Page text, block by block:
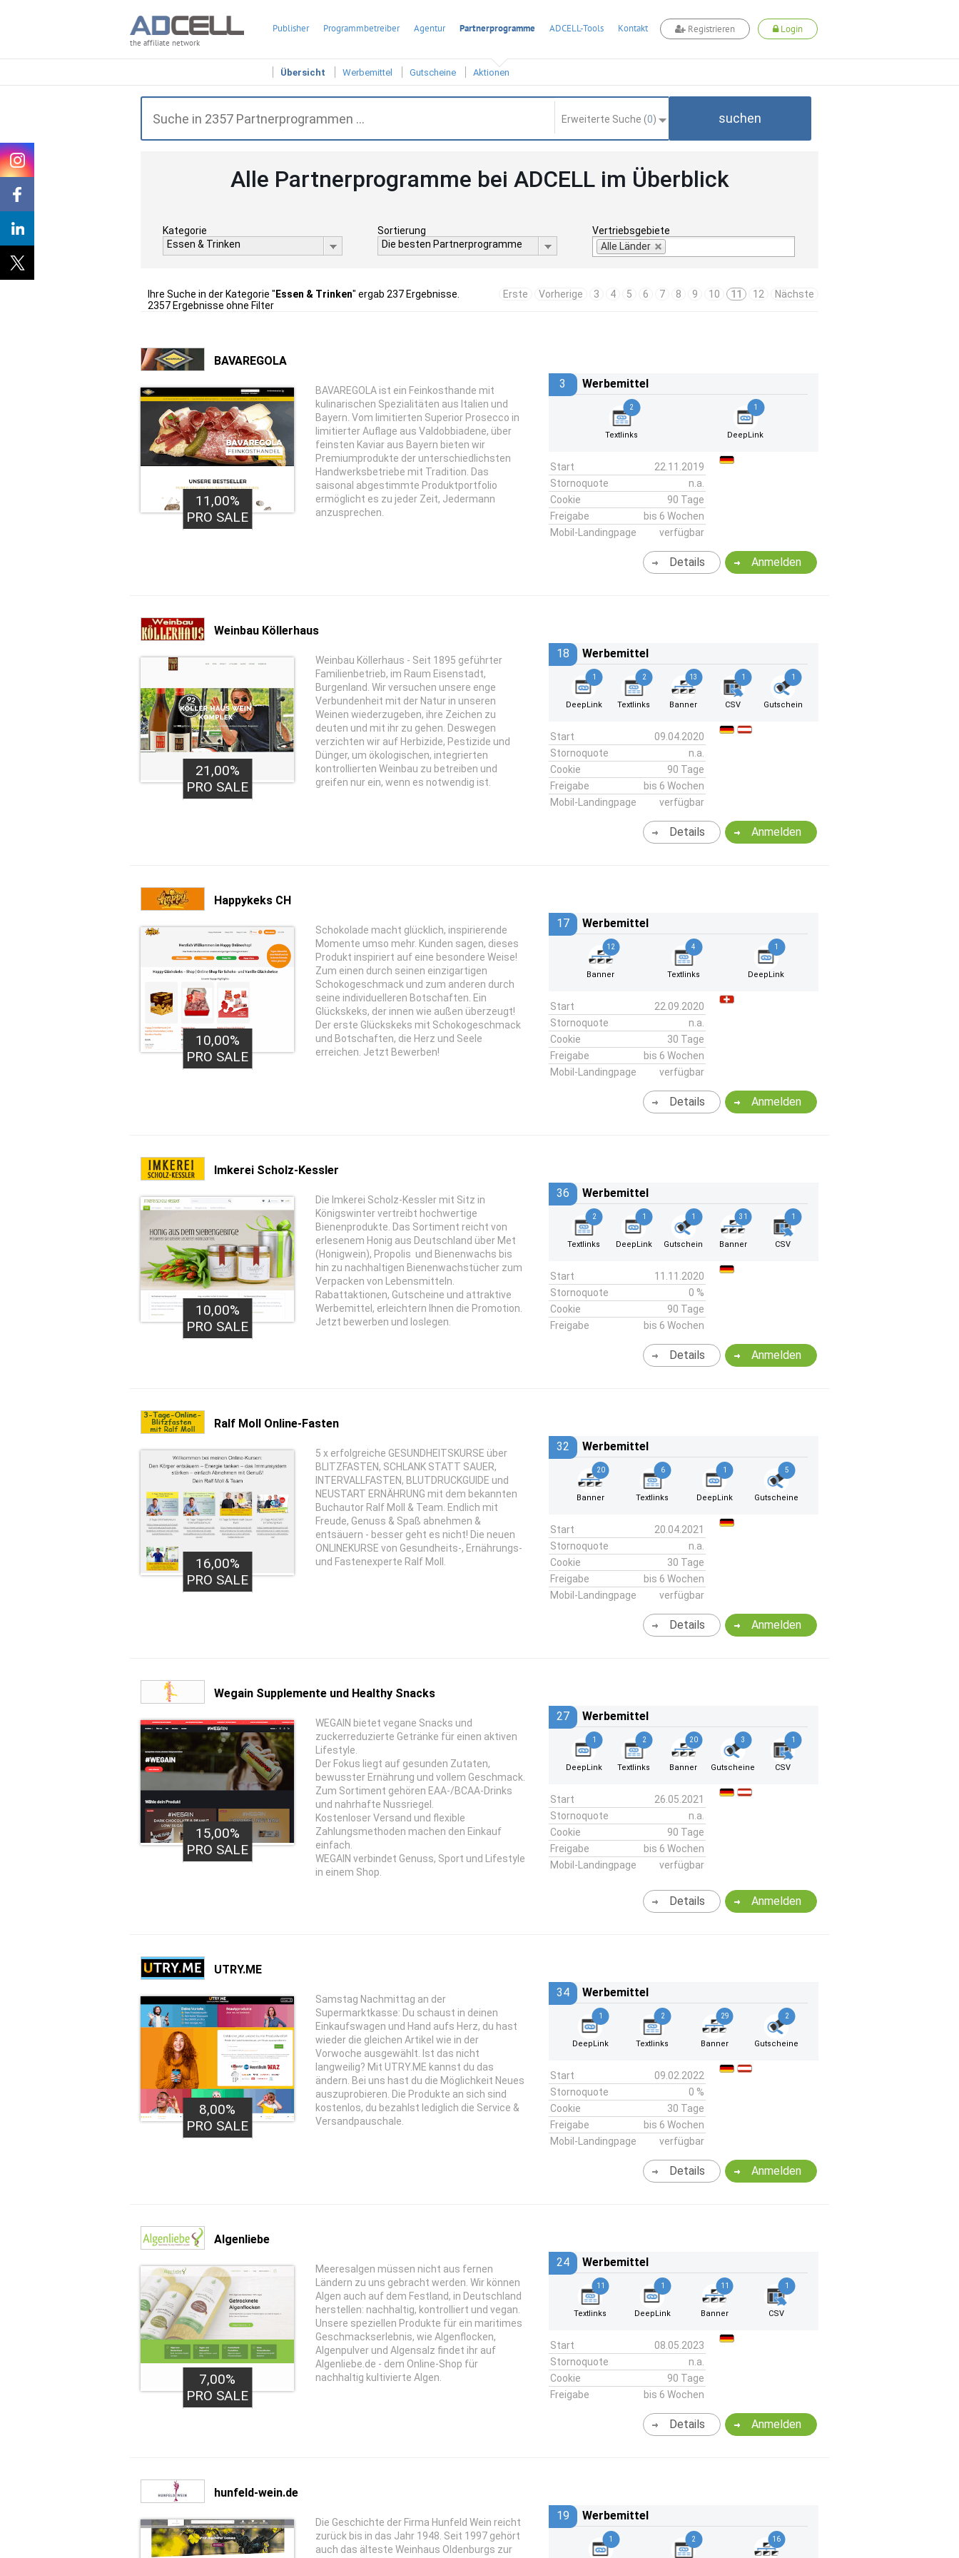
the affiliate network
Publisher Programmbetreiber Agentur Partnerprogramme ADCELL-Tools Kontakt Registrieren Login
Übersicht Werbemittel Gutscheine Aktionen
Erweiterte Suche (0) suchen
Alle Partnerprogramme bei ADCELL im Überblick
Kategorie
Essen & Trinken
Sortierung
Die besten Partnerprogramme
Vertriebsgebiete
Alle Länder
Ihre Suche in der Kategorie " Essen & Trinken" ergab 237 Ergebnisse.
2357 Ergebnisse ohne Filter
Erste Vorherige 3 4 5 6 7 8 9 10 11 12 Nächste
BAVAREGOLA
11,00%
PRO SALE
BAVAREGOLA ist ein Feinkosthande mit
kulinarischen Spezialitäten aus Italien und
Bayern. Vom limitierten Superior Prosecco in
limitierter Auflage aus Valdobbiadene, über
feinsten Kaviar aus Bayern bieten wir
Premiumprodukte der unterschiedlichsten
Handwerksbetriebe mit Tradition. Das
saisonal abgestimmte Produktportfolio
ermöglicht es zu jeder Zeit, Jedermann
anzusprechen.
3 Werbemittel
2
Textlinks
1
DeepLink
Start
22.11.2019
Stornoquote
n.a.
Cookie
90 Tage
Freigabe
bis 6 Wochen
Mobil-Landingpage
verfügbar
Anmelden
Details
Weinbau Köllerhaus
21,00%
PRO SALE
Weinbau Köllerhaus - Seit 1895 geführter
Familienbetrieb, im Raum Eisenstadt,
Burgenland. Wir versuchen unsere enge
Verbundenheit mit der Natur in unseren
Weinen wiederzugeben, ihre Zeichen zu
deuten und mit ihr zu gehen. Deswegen
verzichten wir auf Herbizide, Pestizide und
Dünger, um ökologischen, integrierten
kontrollierten Weinbau zu betreiben und
greifen nur ein, wenn es notwendig ist.
18 Werbemittel
1
DeepLink
2
Textlinks
13
Banner
1
CSV
1
Gutschein
Start
09.04.2020
Stornoquote
n.a.
Cookie
90 Tage
Freigabe
bis 6 Wochen
Mobil-Landingpage
verfügbar
Anmelden
Details
Happykeks CH
10,00%
PRO SALE
Schokolade macht glücklich, inspirierende
Momente umso mehr. Kunden sagen, dieses
Produkt inspiriert auf eine besondere Weise!
Zum einen durch seinen einzigartigen
Schokogeschmack und zum anderen durch
seine individuelleren Botschaften. Ein
Glückskeks, der innen wie außen überzeugt!
Der erste Glückskeks mit Schokogeschmack
und Botschaften, die Herz und Seele
erreichen. Jetzt Bewerben!
17 Werbemittel
12
Banner
4
Textlinks
1
DeepLink
Start
22.09.2020
Stornoquote
n.a.
Cookie
30 Tage
Freigabe
bis 6 Wochen
Mobil-Landingpage
verfügbar
Anmelden
Details
Imkerei Scholz-Kessler
10,00%
PRO SALE
Die Imkerei Scholz-Kessler mit Sitz in
Königswinter vertreibt hochwertige
Bienenprodukte. Das Sortiment reicht von
erlesenem Honig aus Deutschland über Met
(Honigwein), Propolis und Bienenwachs bis
hin zu nachhaltigen Bienenwachstücher zum
Verpacken von Lebensmitteln.
Rabattaktionen, Gutscheine und attraktive
Werbemittel, erleichtern Ihnen die Promotion.
Jetzt bewerben und loslegen.
36 Werbemittel
2
Textlinks
1
DeepLink
1
Gutschein
31
Banner
1
CSV
Start
11.11.2020
Stornoquote
0 %
Cookie
90 Tage
Freigabe
bis 6 Wochen
Anmelden
Details
Ralf Moll Online-Fasten
16,00%
PRO SALE
5 x erfolgreiche GESUNDHEITSKURSE über
BLITZFASTEN, SCHLANK STATT SAUER,
INTERVALLFASTEN, BLUTDRUCKGUIDE und
NEUSTART ERNÄHRUNG mit dem bekannten
Buchautor Ralf Moll & Team. Endlich mit
Freude, Genuss & Spaß abnehmen &
entsäuern - besser geht es nicht! Die neuen
ONLINEKURSE von Gesundheits-, Ernährungs-
und Fastenexperte Ralf Moll.
32 Werbemittel
20
Banner
6
Textlinks
1
DeepLink
5
Gutscheine
Start
20.04.2021
Stornoquote
n.a.
Cookie
30 Tage
Freigabe
bis 6 Wochen
Mobil-Landingpage
verfügbar
Anmelden
Details
Wegain Supplemente und Healthy Snacks
15,00%
PRO SALE
WEGAIN bietet vegane Snacks und
zuckerreduzierte Getränke für einen aktiven
Lifestyle.
Der Fokus liegt auf gesunden Zutaten,
bewusster Ernährung und vollem Geschmack.
Zum Sortiment gehören EAA-/BCAA-Drinks
und nahrhafte Nussriegel.
Kostenloser Versand und flexible
Zahlungsmethoden machen den Einkauf
einfach.
WEGAIN verbindet Genuss, Sport und Lifestyle
in einem Shop.
27 Werbemittel
1
DeepLink
2
Textlinks
20
Banner
3
Gutscheine
1
CSV
Start
26.05.2021
Stornoquote
n.a.
Cookie
90 Tage
Freigabe
bis 6 Wochen
Mobil-Landingpage
verfügbar
Anmelden
Details
UTRY.ME
8,00%
PRO SALE
Samstag Nachmittag an der
Supermarktkasse: Du schaust in deinen
Einkaufswagen und Hand aufs Herz, du hast
wieder die gleichen Artikel wie in der
Vorwoche ausgewählt. Ist das nicht
langweilig? Mit UTRY.ME kannst du das
ändern. Bei uns hast du die Möglichkeit Neues
auszuprobieren. Die Produkte an sich sind
kostenlos, du bezahlst lediglich die Service &
Versandpauschale.
34 Werbemittel
1
DeepLink
2
Textlinks
29
Banner
2
Gutscheine
Start
09.02.2022
Stornoquote
0 %
Cookie
30 Tage
Freigabe
bis 6 Wochen
Mobil-Landingpage
verfügbar
Anmelden
Details
Algenliebe
7,00%
PRO SALE
Meeresalgen müssen nicht aus fernen
Ländern zu uns gebracht werden. Wir können
Algen auch auf dem Festland, in Deutschland
herstellen: nachhaltig, kontrolliert und vegan.
Unsere speziellen Produkte für ein maritimes
Geschmackserlebnis, wie Algenflocken,
Algenpulver und Algensalz findet ihr auf
Algenliebe.de - dem Online-Shop für
nachhaltig kultivierte Algen.
24 Werbemittel
11
Textlinks
1
DeepLink
11
Banner
1
CSV
Start
08.05.2023
Stornoquote
n.a.
Cookie
90 Tage
Freigabe
bis 6 Wochen
Anmelden
Details
hunfeld-wein.de
Die Geschichte der Firma Hunfeld Wein reicht
zurück bis in das Jahr 1948. Seit 1997 gehört
auch das älteste Weinhaus Oldenburgs zur
19 Werbemittel
1 2 16